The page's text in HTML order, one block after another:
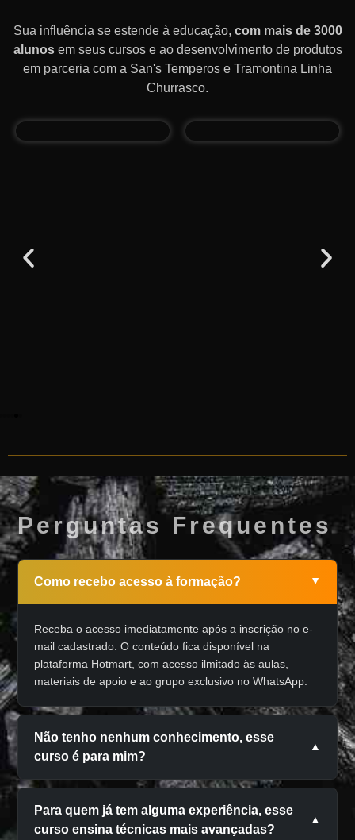
Sua influência se estende à educação, com mais de 3000
alunosem seus cursos e ao desenvolvimento de produtos
em parceria com a San's Temperos e Tramontina Linha
Churrasco.
Perguntas Frequentes
Como recebo acesso à formação? ▲
Receba o acesso imediatamente após a inscrição no e-
mail cadastrado. O conteúdo fica disponível na
plataforma Hotmart, com acesso ilmitado às aulas,
materiais de apoio e ao grupo exclusivo no WhatsApp.
Não tenho nenhum conhecimento, esse
curso é para mim?
▲
Sim, na formação você vai aprender desde acender o
fogo até a finalização das receitas, tudo de maneira
simples para obter resultados consistentes.
Para quem já tem alguma experiência, esse
curso ensina técnicas mais avançadas?
▲